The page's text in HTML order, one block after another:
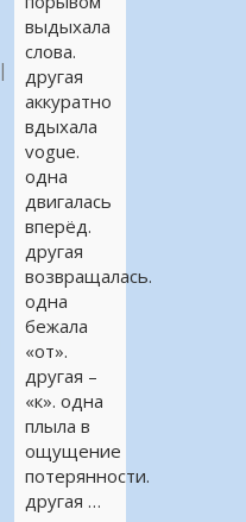
выдыхала
слова.
другая
аккуратно
вдыхала
vogue.
одна
двигалась
вперёд.
другая
возвращалась.
одна
бежала
«от».
другая –
«к». одна
плыла в
ощущение
потерянности.
другая …
|